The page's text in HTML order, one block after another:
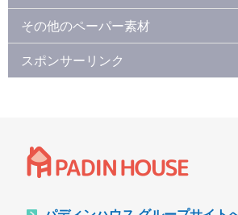
その他のペーパー素材
スポンサーリンク